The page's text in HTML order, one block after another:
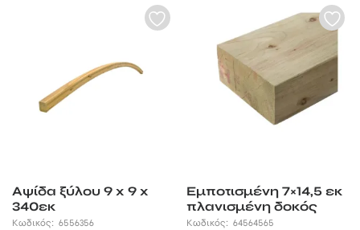
Αψίδα ξύλου 9 x 9 x
340εκ
Κωδικός: 6556356
Εμποτισμένη 7×14,5 εκ
πλανισμένη δοκός
Κωδικός:64564565